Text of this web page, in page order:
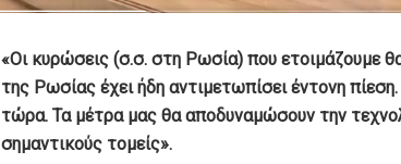
«Οι κυρώσεις (σ.σ. στη Ρωσία) που ετοιμάζουμε
της Ρωσίας έχει ήδη αντιμετωπίσει έντονη
τώρα. Τα μέτρα μας θα αποδυναμώσουν την
σημαντικούς τομείς».